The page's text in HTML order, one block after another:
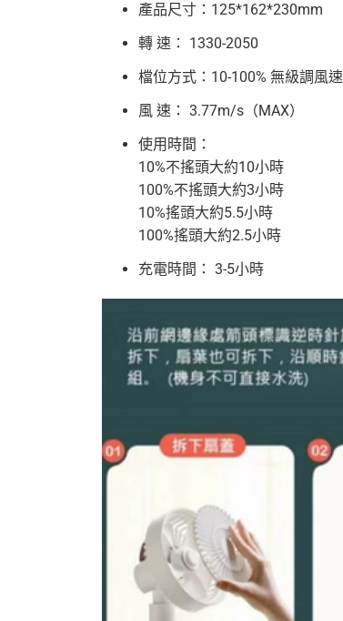
產品尺寸：125*162*230mm
轉 速： 1330-2050
檔位方式：10-100% 無級調風速
風 速： 3.77m/s（MAX）
使用時間：
10%不搖頭大約10小時
100%不搖頭大約3小時
10%搖頭大約5.5小時
100%搖頭大約2.5小時
充電時間： 3-5小時